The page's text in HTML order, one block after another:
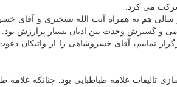
می كرد.
و دو سالی هم به همراه آیت الله تسخیری و
و گسترش وحدت بین ادیان بسیار پرارزش بود.
نماییم، آقای خسروشاهی را از واتیكان
علامه طباطبایی بود. چنانكه علامه